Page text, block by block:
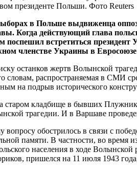
президенте Польши. Фото Reuters
в Польше выдвиженца
Когда действующий глава
поспешил встретиться
членстве Украины в
останков жертв Волынской
распространяемая в СМИ
на подрыв исторического
старом кладбище в бывших
трагедии. И в Варшаве
вопросу обострилось в связи с
памяти. В частности, во
населения в ходе
пришелся на 11 июля 1943